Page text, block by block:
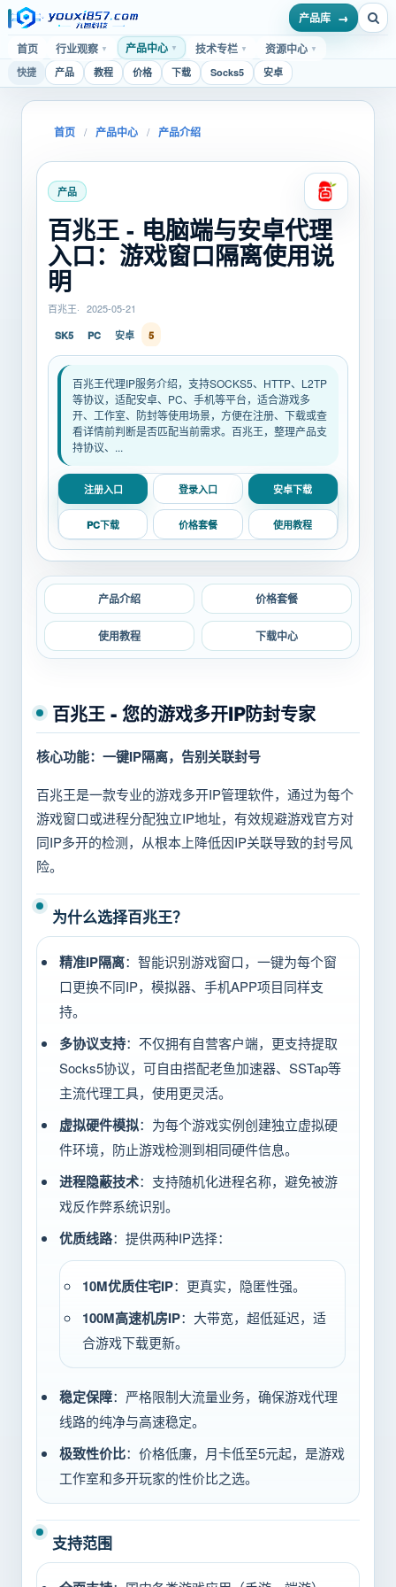
首页 行业观察 ▼ 产品中心 ▼ 技术专栏 ▼ 资源中心 ▼
产品库
快捷 产品 教程 价格 下载 Socks5 安卓
首页 / 产品中心 / 产品介绍
产品
百兆王 - 电脑端与安卓代理
入口：游戏窗口隔离使用说
明
百兆王 2025-05-21
SK5 PC 安卓 5
百兆王代理IP服务介绍，支持SOCKS5、HTTP、L2TP
等协议，适配安卓、PC、手机等平台，适合游戏多
开、工作室、防封等使用场景，方便在注册、下载或查
看详情前判断是否匹配当前需求。百兆王，整理产品支
持协议、...
注册入口 登录入口 安卓下载
PC下载 价格套餐 使用教程
产品介绍 价格套餐
使用教程 下载中心
百兆王 - 您的游戏多开IP防封专家
核心功能：一键IP隔离，告别关联封号
百兆王是一款专业的游戏多开IP管理软件，通过为每个
游戏窗口或进程分配独立IP地址，有效规避游戏官方对
同IP多开的检测，从根本上降低因IP关联导致的封号风
险。
为什么选择百兆王？
精准IP隔离：智能识别游戏窗口，一键为每个窗
口更换不同IP，模拟器、手机APP项目同样支
持。
多协议支持：不仅拥有自营客户端，更支持提取
Socks5协议，可自由搭配老鱼加速器、SSTap等
主流代理工具，使用更灵活。
虚拟硬件模拟：为每个游戏实例创建独立虚拟硬
件环境，防止游戏检测到相同硬件信息。
进程隐蔽技术：支持随机化进程名称，避免被游
戏反作弊系统识别。
优质线路：提供两种IP选择：
10M优质住宅IP：更真实，隐匿性强。
100M高速机房IP：大带宽，超低延迟，适
合游戏下载更新。
稳定保障：严格限制大流量业务，确保游戏代理
线路的纯净与高速稳定。
极致性价比：价格低廉，月卡低至5元起，是游戏
工作室和多开玩家的性价比之选。
支持范围